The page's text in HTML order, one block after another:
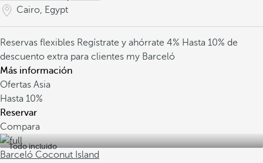
Cairo, Egypt
Reservas flexibles Regístrate y ahórrate 4% Hasta 10% de
descuento extra para clientes my Barceló
Más información
Ofertas Asia
Hasta 10%
Reservar
Compara
Todo incluido
Barceló Coconut Island